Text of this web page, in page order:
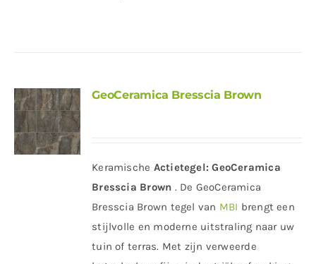
GeoCeramica Bresscia Brown
Keramische Actietegel: GeoCeramica
Bresscia Brown . De GeoCeramica
Bresscia Brown tegel van MBI brengt een
stijlvolle en moderne uitstraling naar uw
tuin of terras. Met zijn verweerde